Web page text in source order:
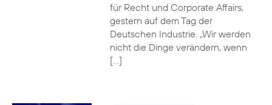
für Recht und Corporate Affairs,
gestern auf dem Tag der
Deutschen Industrie. „Wir werden
nicht die Dinge verändern, wenn
[…]